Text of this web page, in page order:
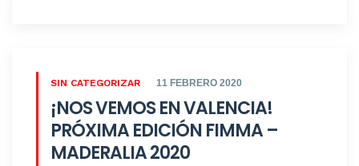
SIN CATEGORIZAR 11 FEBRERO 2020
¡NOS VEMOS EN VALENCIA!
PRÓXIMA EDICIÓN FIMMA –
MADERALIA 2020